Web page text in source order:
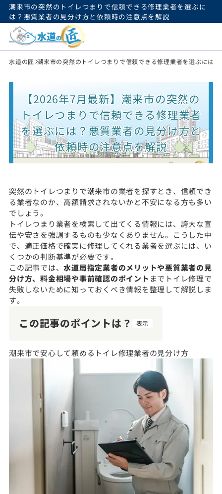
潮来市の突然のトイレつまりで信頼できる修理業者を選ぶに
は？悪質業者の見分け方と依頼時の注意点を解説
水道の匠 潮来市の突然のトイレつまりで信頼できる修理業者を選ぶには
【2026年7月最新】潮来市の突然の
トイレつまりで信頼できる修理業者
を選ぶには？悪質業者の見分け方と
依頼時の注意点を解説
突然のトイレつまりで潮来市の業者を探すとき、信頼でき
る業者なのか、高額請求されないかと不安になる方も多い
でしょう。
トイレつまり業者を検索して出てくる情報には、誇大な宣
伝や安さを強調するものも少なくありません。こうした中
で、適正価格で確実に修理してくれる業者を選ぶには、い
くつかの判断基準が必要です。
この記事では、水道局指定業者のメリットや悪質業者の見
分け方、料金相場や事前確認のポイント までトイレ修理で
失敗しないために知っておくべき情報を整理して解説しま
す。
この記事のポイントは？ 表示
潮来市で安心して頼めるトイレ修理業者の見分け方